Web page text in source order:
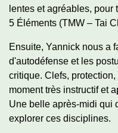
lentes et agréables,
5 Éléments (TMW – Tai
Ensuite, Yannick nous a
d'autodéfense et les
critique. Clefs,
moment très instructif et
Une belle après-midi qui
explorer ces disciplines.